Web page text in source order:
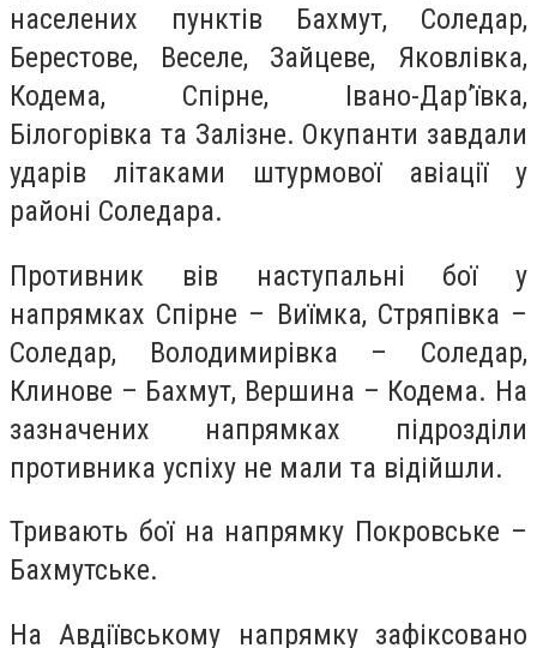
населених пунктів Бахмут, Соледар,
Берестове, Веселе, Зайцеве, Яковлівка,
Кодема, Спірне, Івано-Дарʼївка,
Білогорівка та Залізне. Окупанти завдали
ударів літаками штурмової авіації у
районі Соледара.
Противник вів наступальні бої у
напрямках Спірне – Виїмка, Стряпівка –
Соледар, Володимирівка – Соледар,
Клинове – Бахмут, Вершина – Кодема. На
зазначених напрямках підрозділи
противника успіху не мали та відійшли.
Тривають бої на напрямку Покровське –
Бахмутське.
На Авдіївському напрямку зафіксовано